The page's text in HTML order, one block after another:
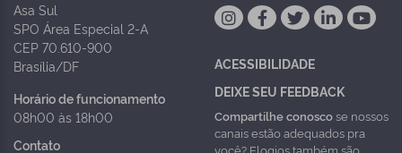
Asa Sul
SPO Área Especial 2-A
CEP 70.610-900
Brasília/DF
Horário de funcionamento
08h00 às 18h00
Contato
ACESSIBILIDADE
DEIXE SEU FEEDBACK
Compartilhe conoscose nossos
canais estão adequados pra
você? Elogios também são